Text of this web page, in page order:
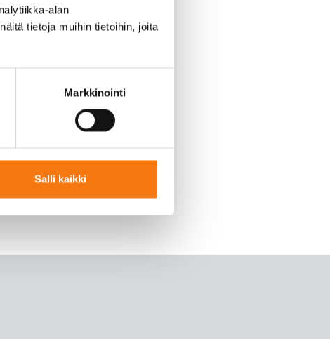
alan
tietoja muihin tietoihin, joita
Markkinointi
Salli kaikki